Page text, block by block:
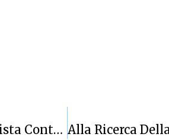
La Sardegna Marmi Cagliari Conquista Contro Torino I Primi Due Punti In Trasferta Della Stagione (54-50)